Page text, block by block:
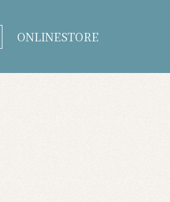
ONLINESTORE